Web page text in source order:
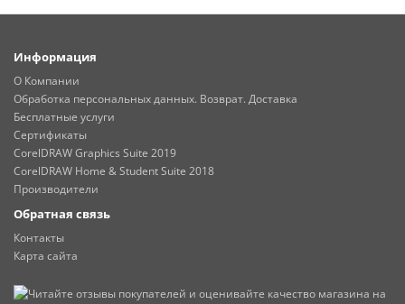
Информация
О Компании
Обработка персональных данных. Возврат. Доставка
Бесплатные услуги
Сертификаты
CorelDRAW Graphics Suite 2019
CorelDRAW Home & Student Suite 2018
Производители
Обратная связь
Контакты
Карта сайта